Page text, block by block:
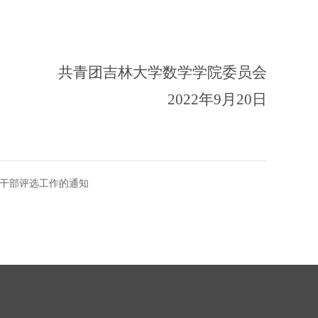
共青团吉林大学数学学院委员会
2022年9月20日
部评选工作的通知